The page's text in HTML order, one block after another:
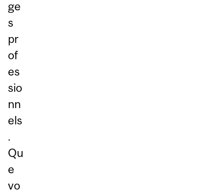
ge
s
pr
of
es
sio
nn
els
.
Qu
e
vo